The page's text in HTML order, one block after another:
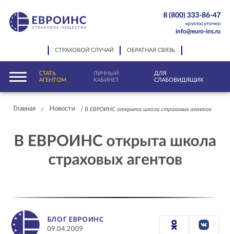
СТРАХОВОЙ СЛУЧАЙ ОБРАТНАЯ СВЯЗЬ
8 (800) 333-86-47
круглосуточно
info@euro-ins.ru
СТАТЬ
АГЕНТОМ
ЛИЧНЫЙ
КАБИНЕТ
ДЛЯ
СЛАБОВИДЯЩИХ
Главная / Новости / В ЕВРОИНС открыта школа страховых агентов
В ЕВРОИНС открыта школа
страховых агентов
БЛОГ ЕВРОИНС
09.04.2009